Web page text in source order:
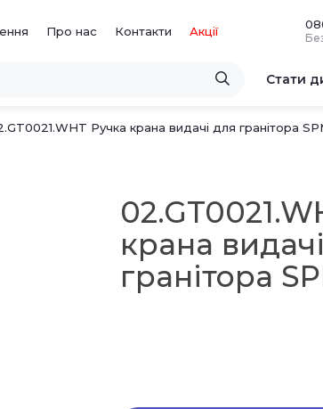
Про нас Контакти Акції
Стати
Ручка крана видачі для гранітора
крана
гранітора